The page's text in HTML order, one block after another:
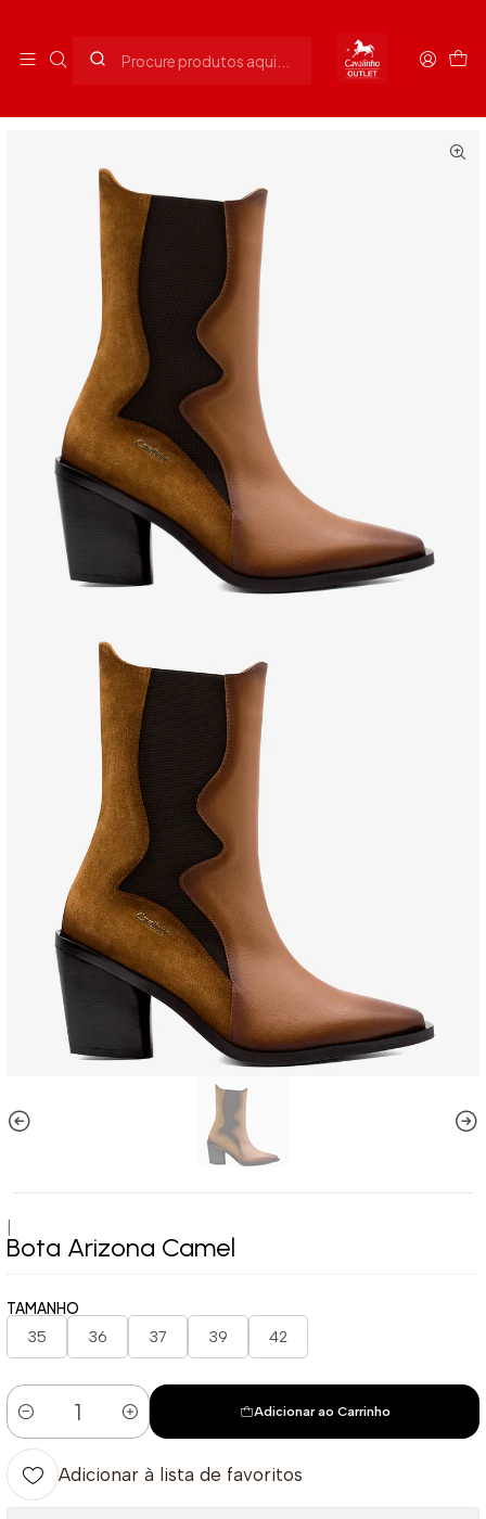
Início Senhora Calçado Senhora Bota Arizona Camel
Bota Arizona Camel
TAMANHO
35 36 37 39 42
Quantidade
Adicionar ao Carrinho
Adicionar à lista de favoritos